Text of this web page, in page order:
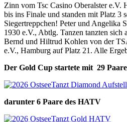
Zinn vom Tsc Casino Oberalster e.V.
bis ins Finale und standen mit Platz 3
Siegertreppchen! Peter und Angelika
1930 e.V., Abtlg. Tanzen tanzten sich
Bernd und Hiltrud Kohlen von der
e.V., Hamburg auf Platz 21. Alle
Der Gold Cup startete mit 29
darunter 6 Paare des HATV